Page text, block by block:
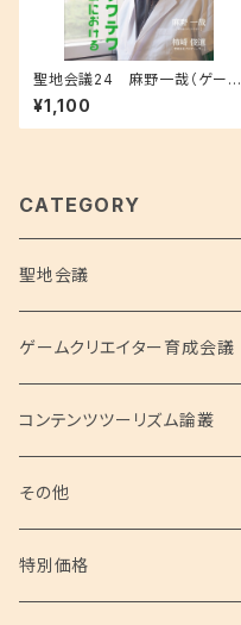
聖地会議24 麻野一哉（ゲーム
クリエイター）「テクテクテクテ
ク 位置情報ゲームにおける安
心と楽しさ」
¥1,100
CATEGORY
聖地会議
聖地会議シリーズ
聖地会議 総集編
聖地会議 映像
ゲームクリエイター育成会議
コンテンツツーリズム論叢
その他
特別価格